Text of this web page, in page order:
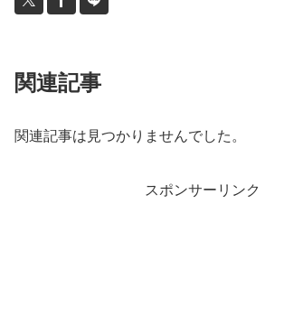
関連記事
関連記事は見つかりませんでした。
スポンサーリンク